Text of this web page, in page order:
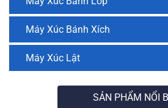
Máy Xúc Bánh Xích
Máy Xúc Lật
SẢN PHẨM NỔI